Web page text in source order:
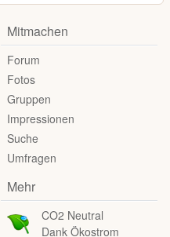
Mitmachen
Forum
Fotos
Gruppen
Impressionen
Suche
Umfragen
Mehr
CO2 Neutral
Dank Ökostrom